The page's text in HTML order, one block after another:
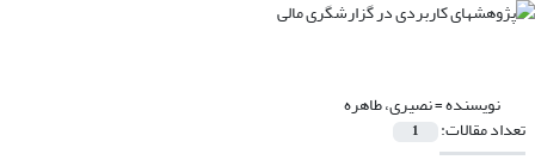
نویسنده =نصیری، طاهره
تعداد مقالات: 1